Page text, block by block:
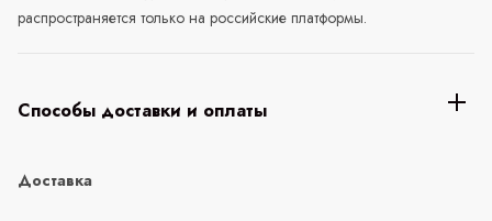
распространяется только на российские платформы.
Способы доставки и оплаты
Доставка